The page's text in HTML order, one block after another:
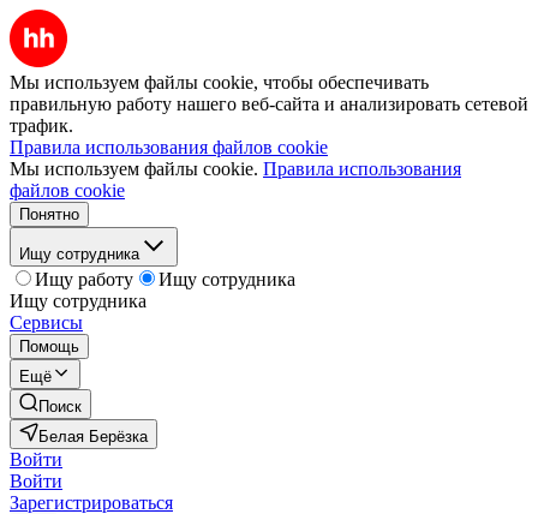
Мы используем файлы cookie, чтобы обеспечивать
правильную работу нашего веб-сайта и анализировать сетевой
трафик.
Правила использования файлов cookie
Мы используем файлы cookie. Правила использования
файлов cookie
Понятно
Ищу сотрудника
Ищу работу
Ищу сотрудника
Ищу сотрудника
Сервисы
Помощь
Ещё
Поиск
Белая Берёзка
Войти
Войти
Зарегистрироваться